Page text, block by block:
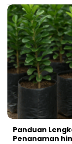
Panduan
Penanaman